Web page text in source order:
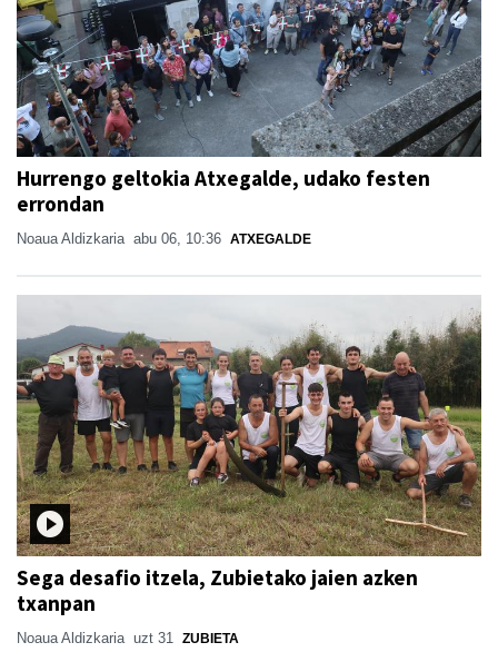
Hurrengo geltokia Atxegalde, udako festen
errondan
Noaua Aldizkaria abu 06, 10:36 ATXEGALDE
Sega desafio itzela, Zubietako jaien azken
txanpan
Noaua Aldizkaria uzt 31 ZUBIETA